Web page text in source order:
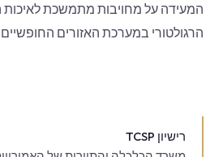
המעידה על מחויבות מתמשכת לאיכות
הרגולטורי במערכת האזורים
רישיון TCSP